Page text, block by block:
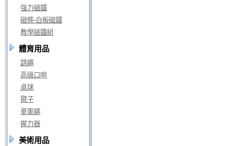
強力磁鐵
磁條-白板磁鐵
教學磁鐵組
體育用品
跳繩
高級口哨
桌球
毽子
童軍繩
握力器
美術用品